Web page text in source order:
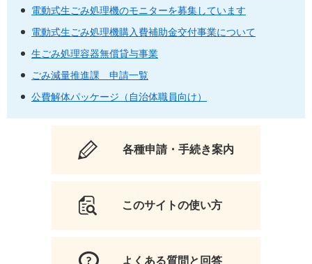
電動式生ごみ処理機のモニターを募集しています
電動式生ごみ処理機購入費補助金交付事業について
生ごみ処理容器無償貸与事業
ごみ減量推進課 申請一覧
公費解体パッケージ（自治体職員向け）
各種申請・手続き案内
このサイトの使い方
よくある質問と回答